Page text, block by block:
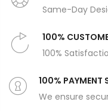
Same-Day
100%
100%
100% PAYMENT
We ensure